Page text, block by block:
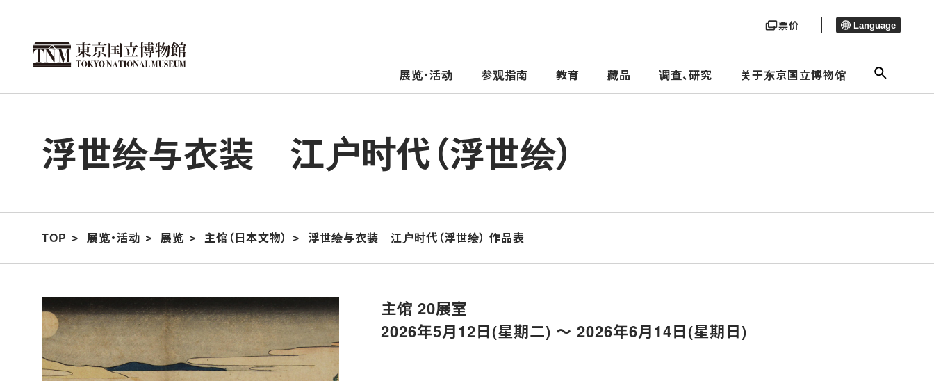
票价 Language
展览・活动 参观指南 教育 藏品 调查、研究 关于东京国立博物馆
浮世绘与衣装 江户时代（浮世绘）
TOP 展览・活动 展览 主馆（日本文物） 浮世绘与衣装 江户时代（浮世绘） 作品表
主馆 20展室
2026年5月12日(星期二) ～ 2026年6月14日(星期日)